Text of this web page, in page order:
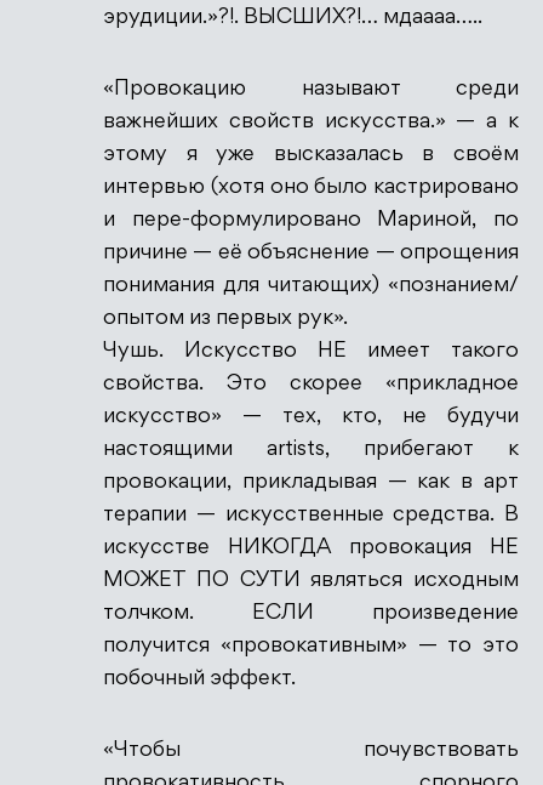
эрудиции.»?!. ВЫСШИХ?!… мдаааа…..
«Провокацию называют среди
важнейших свойств искусства.» — а к
этому я уже высказалась в своём
интервью (хотя оно было кастрировано
и пере-формулировано Мариной, по
причине — её объяснение — опрощения
понимания для читающих) «познанием/
опытом из первых рук».
Чушь. Искусство НЕ имеет такого
свойства. Это скорее «прикладное
искусство» — тех, кто, не будучи
настоящими artists, прибегают к
провокации, прикладывая — как в арт
терапии — искусственные средства. В
искусстве НИКОГДА провокация НЕ
МОЖЕТ ПО СУТИ являться исходным
толчком. ЕСЛИ произведение
получится «провокативным» — то это
побочный эффект.
«Чтобы почувствовать